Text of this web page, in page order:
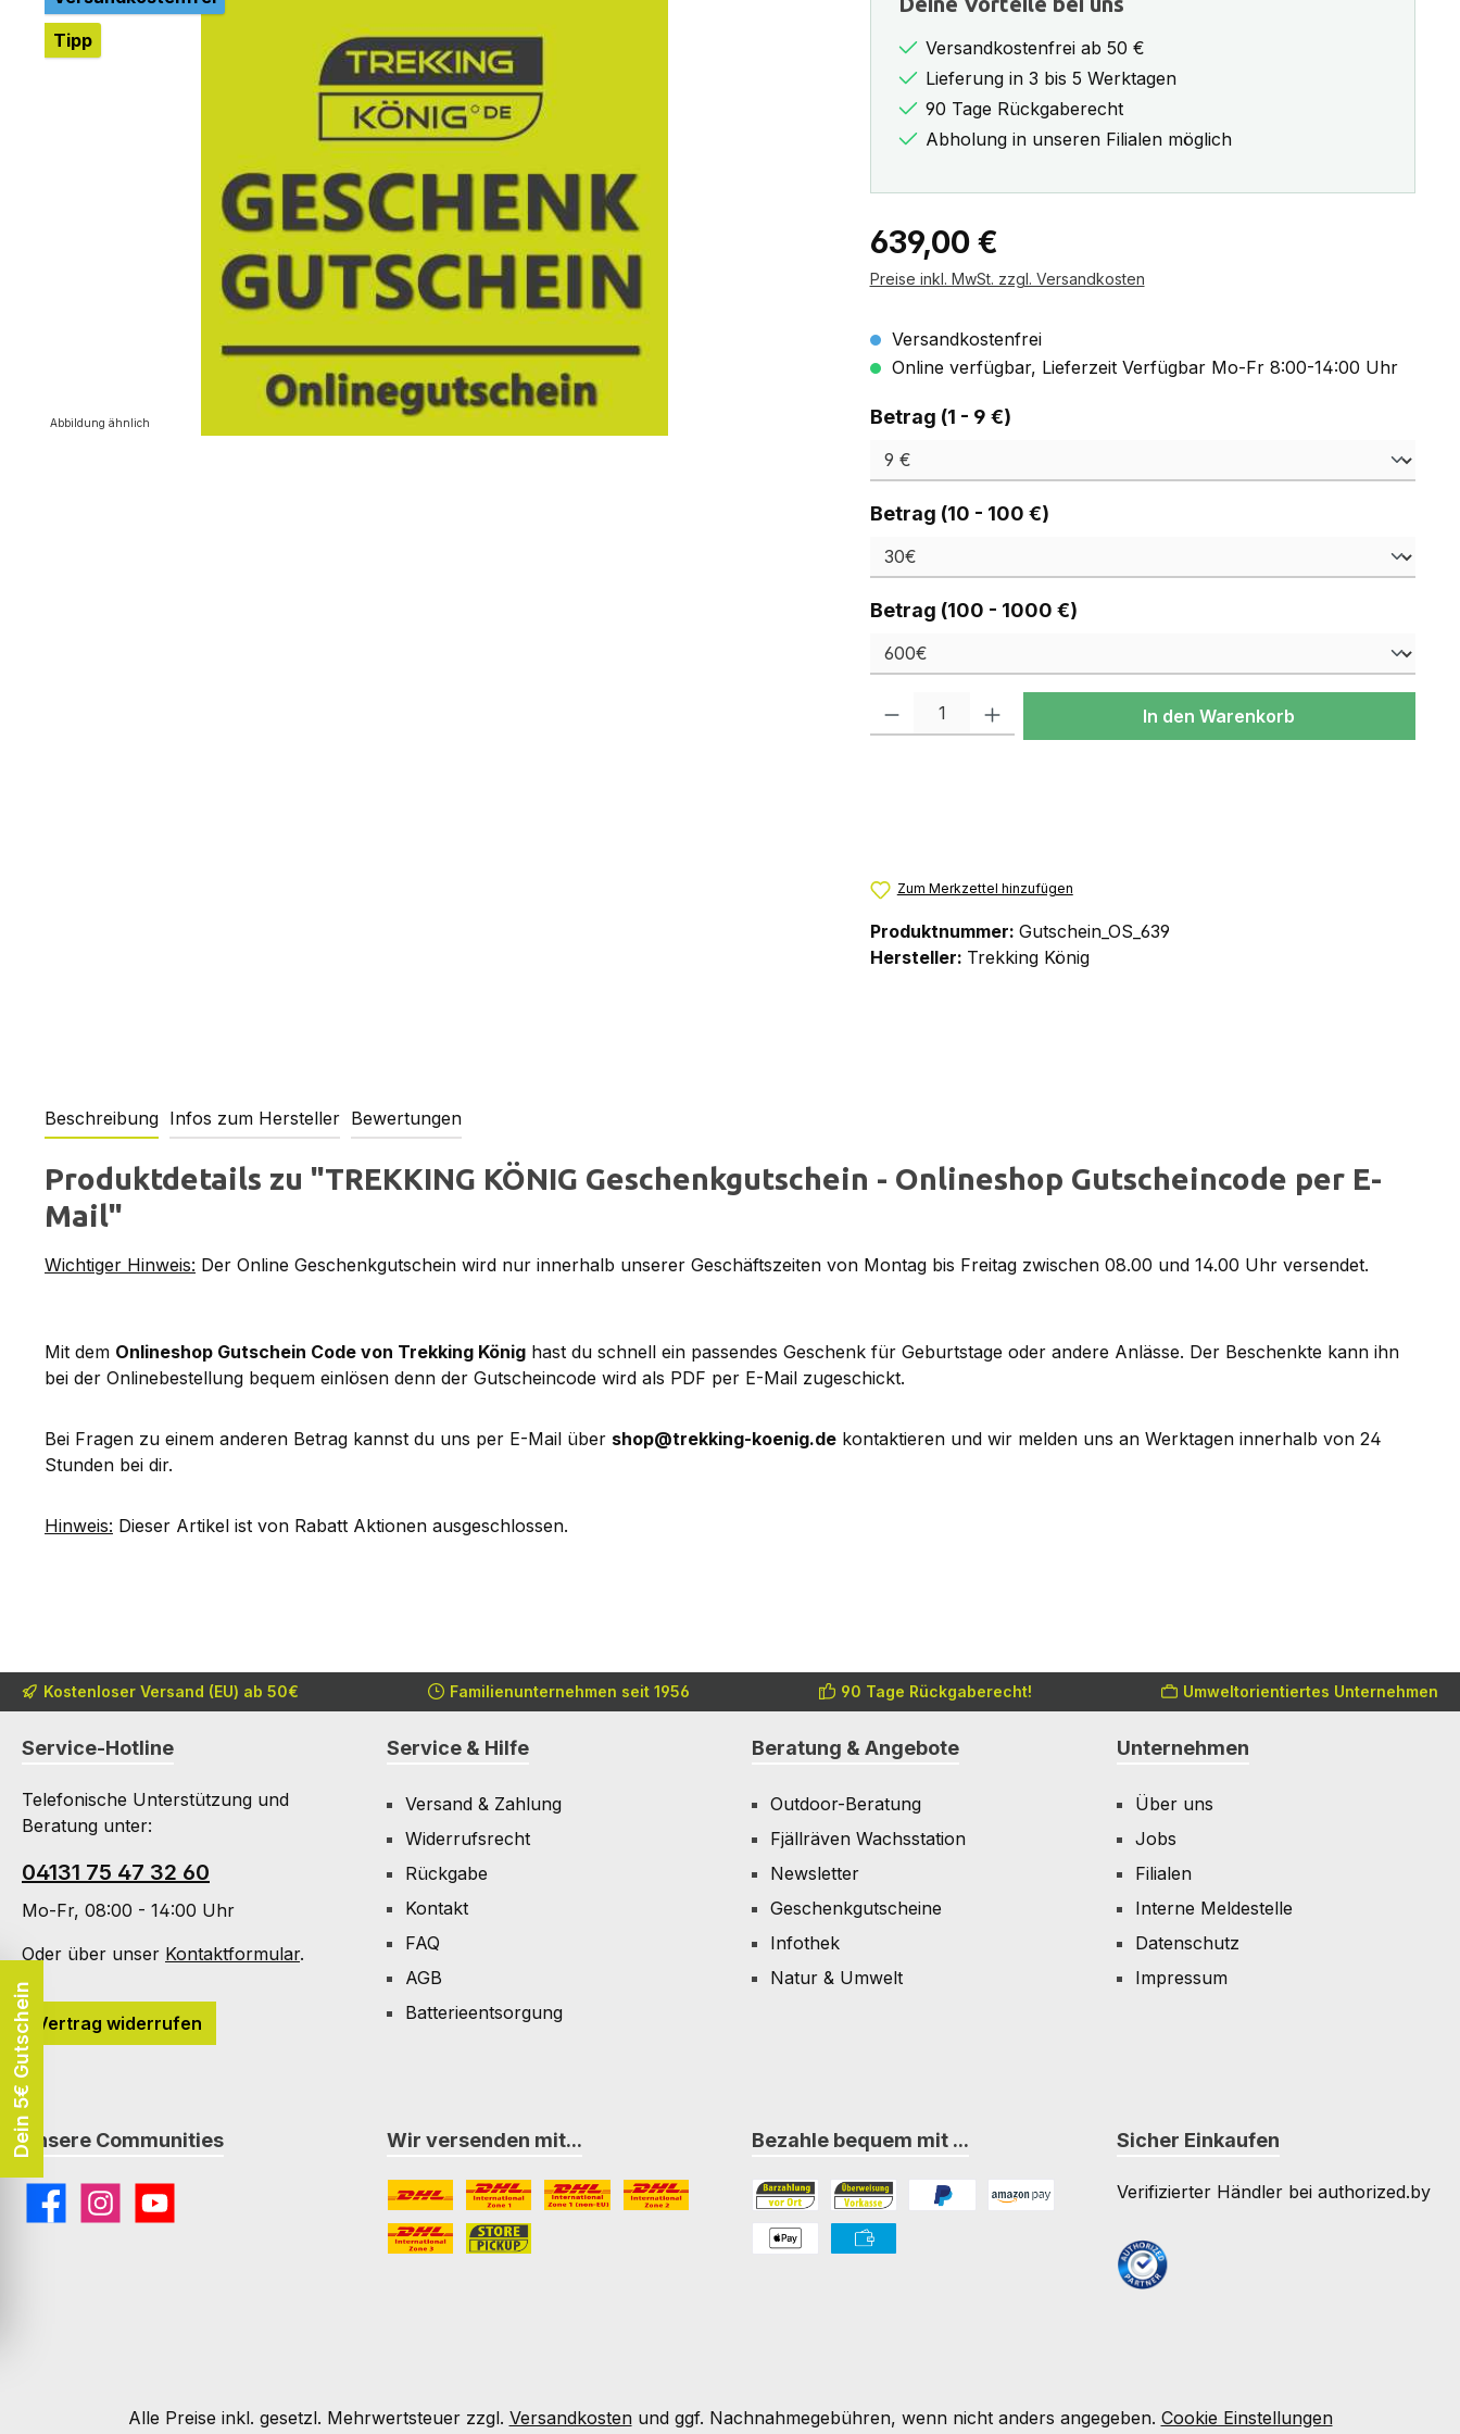
Tipp
Abbildung ähnlich
Versandkostenfrei ab 50 €
Lieferung in 3 bis 5 Werktagen
90 Tage Rückgaberecht
Abholung in unseren Filialen möglich
Regulärer Preis:
639,00 €
Preise inkl. MwSt. zzgl. Versandkosten
Versandkostenfrei
Online verfügbar, Lieferzeit Verfügbar Mo-Fr 8:00-14:00 Uhr
Betrag (1 - 9 €)auswählen
Betrag (10 - 100 €)auswählen
Betrag (100 - 1000 €)auswählen
Produkt Anzahl: Gib den gewünschten Wert ein oder benutze die Schaltflächen
In den Warenkorb
Zum Merkzettel hinzufügen
Produktnummer: Gutschein_OS_639
Hersteller: Trekking König
Beschreibung Infos zum Hersteller Bewertungen
Produktdetails zu "TREKKING KÖNIG Geschenkgutschein - Onlineshop Gutscheincode per E-
Mail"
Wichtiger Hinweis: Der Online Geschenkgutschein wird nur innerhalb unserer Geschäftszeiten von Montag bis Freitag zwischen 08.00 und 14.00 Uhr versendet.
Mit dem Onlineshop Gutschein Code von Trekking König hast du schnell ein passendes Geschenk für Geburtstage oder andere Anlässe. Der Beschenkte kann ihn
bei der Onlinebestellung bequem einlösen denn der Gutscheincode wird als PDF per E-Mail zugeschickt.
Bei Fragen zu einem anderen Betrag kannst du uns per E-Mail über shop@trekking-koenig.de kontaktieren und wir melden uns an Werktagen innerhalb von 24
Stunden bei dir.
Hinweis: Dieser Artikel ist von Rabatt Aktionen ausgeschlossen.
Kostenloser Versand (EU) ab 50€ Familienunternehmen seit 1956 90 Tage Rückgaberecht! Umweltorientiertes Unternehmen
Service-Hotline
Telefonische Unterstützung und
Beratung unter:
04131 75 47 32 60
Mo-Fr, 08:00 - 14:00 Uhr
Oder über unser Kontaktformular.
Vertrag widerrufen
Service & Hilfe
Versand & Zahlung
Widerrufsrecht
Rückgabe
Kontakt
FAQ
AGB
Batterieentsorgung
Beratung & Angebote
Outdoor-Beratung
Fjällräven Wachsstation
Newsletter
Geschenkgutscheine
Infothek
Natur & Umwelt
Unternehmen
Über uns
Jobs
Filialen
Interne Meldestelle
Datenschutz
Impressum
Unsere Communities
FacebookInstagramYouTube
Wir versenden mit...
DHL DHL Paket International Zone 1
DHL Paket International Zone 1 (non-EU)
DHL Paket International Zone 2
Bezahle bequem mit ...
Bezahlung in der Filiale
Vorkasse
Sicher Einkaufen
Verifizierter Händler bei authorized.by
Alle Preise inkl. gesetzl. Mehrwertsteuer zzgl. Versandkostenund ggf. Nachnahmegebühren, wenn nicht anders angegeben. Cookie Einstellungen
Dein 5€ Gutschein